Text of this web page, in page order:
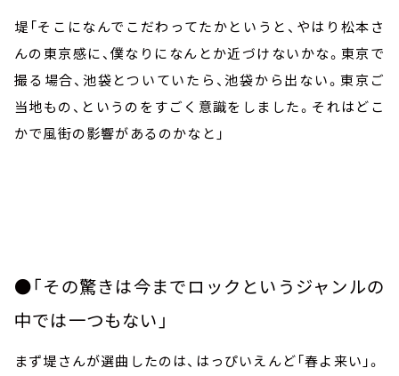
堤「そこになんでこだわってたかというと、やはり松本さ
んの東京感に、僕なりになんとか近づけないかな。東京で
撮る場合、池袋とついていたら、池袋から出ない。東京ご
当地もの、というのをすごく意識をしました。それはどこ
かで風街の影響があるのかなと」
●「その驚きは今までロックというジャンルの
中では一つもない」
まず堤さんが選曲したのは、はっぴいえんど「春よ来い」。